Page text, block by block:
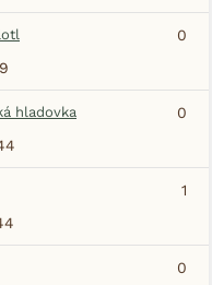
0
hladovka
0
1
0